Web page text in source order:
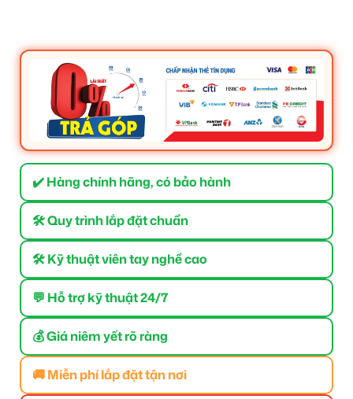
✔️ Hàng chính hãng, có bảo hành
🛠 Quy trình lắp đặt chuẩn
🛠 Kỹ thuật viên tay nghề cao
💬 Hỗ trợ kỹ thuật 24/7
💰 Giá niêm yết rõ ràng
🚚 Miễn phí lắp đặt tận nơi